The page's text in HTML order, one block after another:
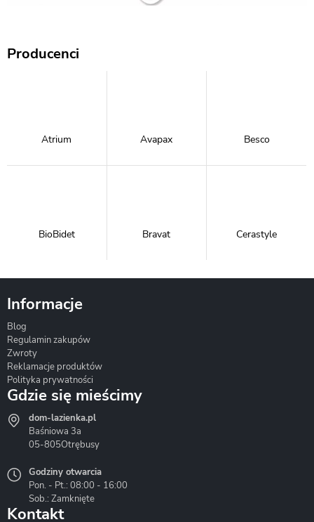
Producenci
Atrium Avapax Besco
BioBidet Bravat Cerastyle
Hydrostop
Liveno
Informacje
Blog
Regulamin zakupów
Zwroty
Reklamacje produktów
Polityka prywatności
Gdzie się mieścimy
dom-lazienka.pl
Baśniowa 3a
05-805Otrębusy
Godziny otwarcia
Pon. - Pt.: 08:00 - 16:00
Sob.: Zamknięte
Kontakt